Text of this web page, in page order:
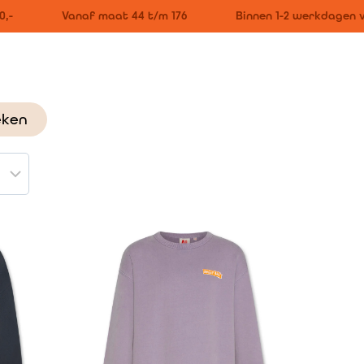
Vanaf maat 44 t/m 176 Binnen 1-2 werkdagen